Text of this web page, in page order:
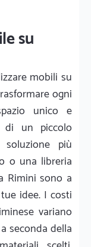
su
mobili su
ogni
unico e
di un piccolo
più
o una libreria
Rimini sono a
idee. I costi
variano
seconda della